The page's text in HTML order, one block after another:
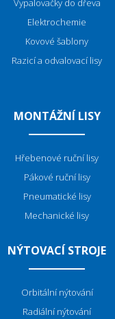
Vypalovačky do dřeva
Elektrochemie
Kovové šablony
Razicí a odvalovací lisy
MONTÁŽNÍ LISY
Hřebenové ruční lisy
Pákové ruční lisy
Pneumatické lisy
Mechanické lisy
NÝTOVACÍ STROJE
Orbitální nýtování
Radiální nýtování